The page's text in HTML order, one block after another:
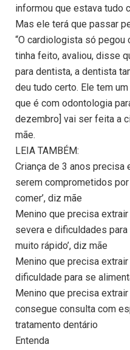
informou que estava tudo
Mas ele terá que passar
“O cardiologista só
tinha feito, avaliou, disse
para dentista, a dentista
deu tudo certo. Ele tem
que é com odontologia
dezembro] vai ser feita a
mãe.
LEIA TAMBÉM:
Criança de 3 anos
serem comprometidos por
comer’, diz mãe
Menino que precisa
severa e dificuldades para
muito rápido’, diz mãe
Menino que precisa
dificuldade para se
Menino que precisa
consegue consulta com
tratamento dentário
Entenda